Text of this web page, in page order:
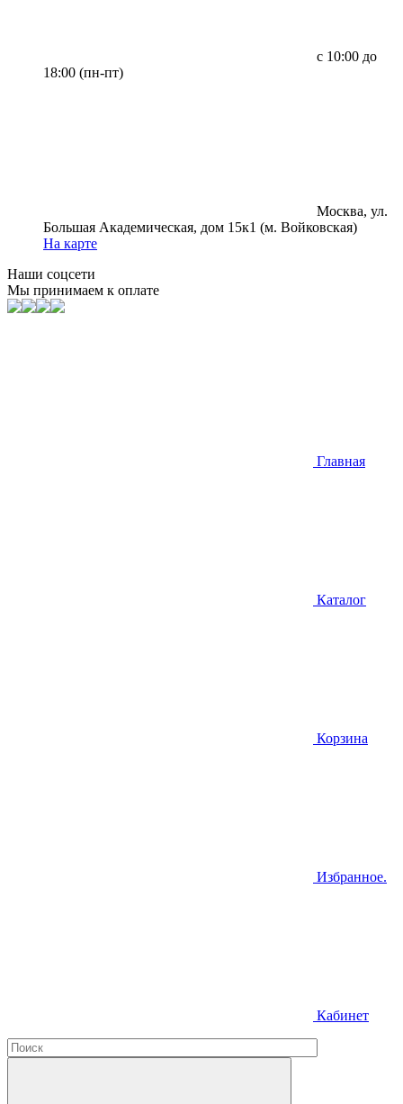
с 10:00 до
18:00 (пн-пт)
Москва, ул.
Большая Академическая, дом 15к1 (м. Войковская)
На карте
Наши соцсети
Мы принимаем к оплате
Главная
Каталог
Корзина
Избранное.
Кабинет